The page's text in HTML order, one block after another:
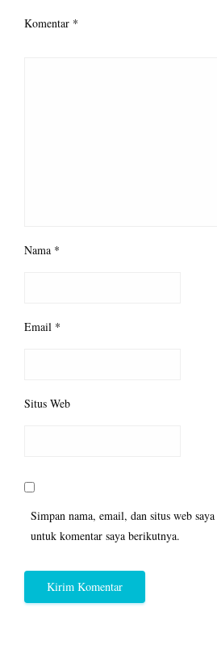
Komentar *
Nama *
Email *
Situs Web
Simpan nama, email, dan situs web
untuk komentar saya berikutnya.